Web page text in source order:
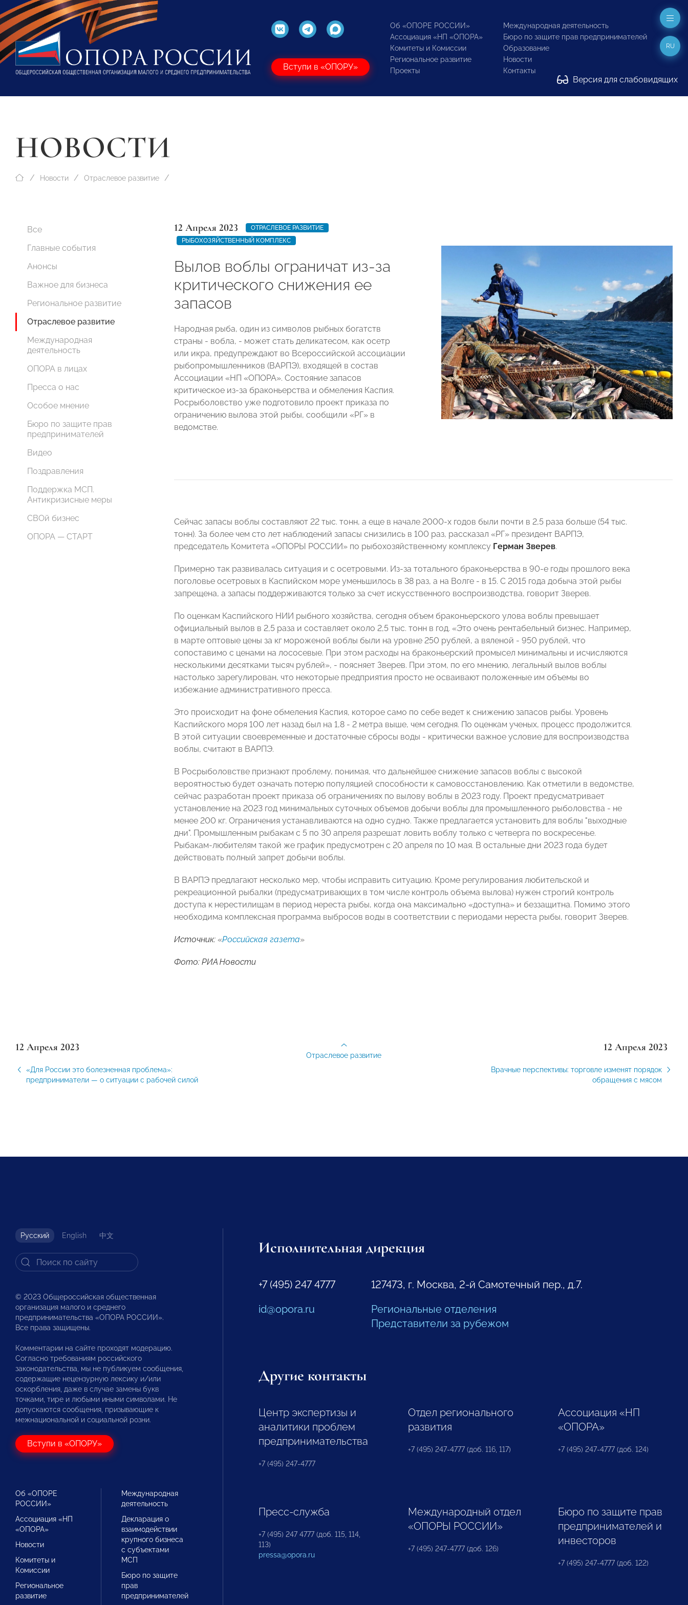
Вступи в «ОПОРУ»
Об «ОПОРЕ РОССИИ»
Ассоциация «НП «ОПОРА»
Комитеты и Комиссии
Региональное развитие
Проекты
Международная деятельность
Бюро по защите прав предпринимателей
Образование
Новости
Контакты
Версия для слабовидящих
RU
НОВОСТИ
Новости Отраслевое развитие
Все
Главные события
Анонсы
Важное для бизнеса
Региональное развитие
Отраслевое развитие
Международная
деятельность
ОПОРА в лицах
Пресса о нас
Особое мнение
Бюро по защите прав
предпринимателей
Видео
Поздравления
Поддержка МСП.
Антикризисные меры
СВОй бизнес
ОПОРА — СТАРТ
12 Апреля 2023
ОТРАСЛЕВОЕ РАЗВИТИЕ
РЫБОХОЗЯЙСТВЕННЫЙ КОМПЛЕКС
Вылов воблы ограничат из-за
критического снижения ее
запасов
Народная рыба, один из символов рыбных богатств
страны - вобла, - может стать деликатесом, как осетр
или икра, предупреждают во Всероссийской ассоциации
рыбопромышленников (ВАРПЭ), входящей в состав
Ассоциации «НП «ОПОРА». Состояние запасов
критическое из-за браконьерства и обмеления Каспия.
Росрыболовство уже подготовило проект приказа по
ограничению вылова этой рыбы, сообщили «РГ» в
ведомстве.
Сейчас запасы воблы составляют 22 тыс. тонн, а еще в начале 2000-х годов были почти в 2,5 раза больше (54 тыс.
тонн). За более чем сто лет наблюдений запасы снизились в 100 раз, рассказал «РГ» президент ВАРПЭ,
председатель Комитета «ОПОРЫ РОССИИ» по рыбохозяйственному комплексу Герман Зверев.
Примерно так развивалась ситуация и с осетровыми. Из-за тотального браконьерства в 90-е годы прошлого века
поголовье осетровых в Каспийском море уменьшилось в 38 раз, а на Волге - в 15. С 2015 года добыча этой рыбы
запрещена, а запасы поддерживаются только за счет искусственного воспроизводства, говорит Зверев.
По оценкам Каспийского НИИ рыбного хозяйства, сегодня объем браконьерского улова воблы превышает
официальный вылов в 2,5 раза и составляет около 2,5 тыс. тонн в год. «Это очень рентабельный бизнес. Например,
в марте оптовые цены за кг мороженой воблы были на уровне 250 рублей, а вяленой - 950 рублей, что
сопоставимо с ценами на лососевые. При этом расходы на браконьерский промысел минимальны и исчисляются
несколькими десятками тысяч рублей», - поясняет Зверев. При этом, по его мнению, легальный вылов воблы
настолько зарегулирован, что некоторые предприятия просто не осваивают положенные им объемы во
избежание административного пресса.
Это происходит на фоне обмеления Каспия, которое само по себе ведет к снижению запасов рыбы. Уровень
Каспийского моря 100 лет назад был на 1,8 - 2 метра выше, чем сегодня. По оценкам ученых, процесс продолжится.
В этой ситуации своевременные и достаточные сбросы воды - критически важное условие для воспроизводства
воблы, считают в ВАРПЭ.
В Росрыболовстве признают проблему, понимая, что дальнейшее снижение запасов воблы с высокой
вероятностью будет означать потерю популяцией способности к самовосстановлению. Как отметили в ведомстве,
сейчас разработан проект приказа об ограничениях по вылову воблы в 2023 году. Проект предусматривает
установление на 2023 год минимальных суточных объемов добычи воблы для промышленного рыболовства - не
менее 200 кг. Ограничения устанавливаются на одно судно. Также предлагается установить для воблы "выходные
дни". Промышленным рыбакам с 5 по 30 апреля разрешат ловить воблу только с четверга по воскресенье.
Рыбакам-любителям такой же график предусмотрен с 20 апреля по 10 мая. В остальные дни 2023 года будет
действовать полный запрет добычи воблы.
В ВАРПЭ предлагают несколько мер, чтобы исправить ситуацию. Кроме регулирования любительской и
рекреационной рыбалки (предусматривающих в том числе контроль объема вылова) нужен строгий контроль
доступа к нерестилищам в период нереста рыбы, когда она максимально «доступна» и беззащитна. Помимо этого
необходима комплексная программа выбросов воды в соответствии с периодами нереста рыбы, говорит Зверев.
Источник: «Российская газета»
Фото: РИА Новости
12 Апреля 2023
«Для России это болезненная проблема»:
предприниматели — о ситуации с рабочей силой
12 Апреля 2023
Врачные перспективы: торговле изменят порядок
обращения с мясом
Отраслевое развитие
Русский English 中文
© 2023 Общероссийская общественная
организация малого и среднего
предпринимательства «ОПОРА РОССИИ».
Все права защищены.
Комментарии на сайте проходят модерацию.
Согласно требованиям российского
законодательства, мы не публикуем сообщения,
содержащие нецензурную лексику и/или
оскорбления, даже в случае замены букв
точками, тире и любыми иными символами. Не
допускаются сообщения, призывающие к
межнациональной и социальной розни.
Вступи в «ОПОРУ»
Об «ОПОРЕ
РОССИИ»
Ассоциация «НП
«ОПОРА»
Новости
Комитеты и
Комиссии
Региональное
развитие
Международная
деятельность
Декларация о
взаимодействии
крупного бизнеса
с субъектами
МСП
Бюро по защите
прав
предпринимателей
Исполнительная дирекция
+7 (495) 247 4777
id@opora.ru
127473, г. Москва, 2-й Самотечный пер., д.7.
Региональные отделения
Представители за рубежом
Другие контакты
Центр экспертизы и
аналитики проблем
предпринимательства
+7 (495) 247-4777
Отдел регионального
развития
+7 (495) 247-4777 (доб. 116, 117)
Ассоциация «НП
«ОПОРА»
+7 (495) 247-4777 (доб. 124)
Пресс-служба
+7 (495) 247 4777 (доб. 115, 114,
113)
pressa@opora.ru
Международный отдел
«ОПОРЫ РОССИИ»
+7 (495) 247-4777 (доб. 126)
Бюро по защите прав
предпринимателей и
инвесторов
+7 (495) 247-4777 (доб. 122)